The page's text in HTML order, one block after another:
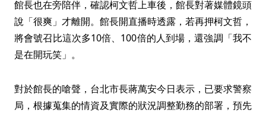
館長也在旁陪伴，確認柯文哲上車後，館長對著媒體鏡頭
說「很爽」才離開。館長開直播時透露，若再押柯文哲，
將會號召比這次多10倍、100倍的人到場，還強調「我不
是在開玩笑」。
對於館長的嗆聲，台北市長蔣萬安今日表示，已要求警察
局，根據蒐集的情資及實際的狀況調整勤務的部署，預先